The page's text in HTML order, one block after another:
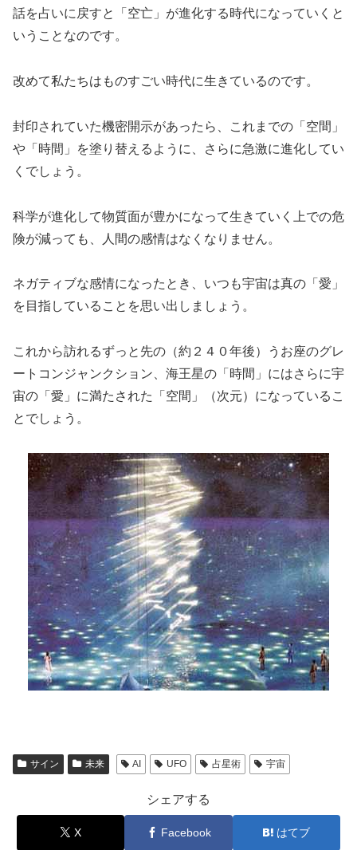
話を占いに戻すと「空亡」が進化する時代になっていくと
いうことなのです。
改めて私たちはものすごい時代に生きているのです。
封印されていた機密開示があったら、これまでの「空間」
や「時間」を塗り替えるように、さらに急激に進化してい
くでしょう。
科学が進化して物質面が豊かになって生きていく上での危
険が減っても、人間の感情はなくなりません。
ネガティブな感情になったとき、いつも宇宙は真の「愛」
を目指していることを思い出しましょう。
これから訪れるずっと先の（約２４０年後）うお座のグレ
ートコンジャンクション、海王星の「時間」にはさらに宇
宙の「愛」に満たされた「空間」（次元）になっているこ
とでしょう。
サイン 未来 AI UFO 占星術 宇宙
シェアする
X Facebook はてブ